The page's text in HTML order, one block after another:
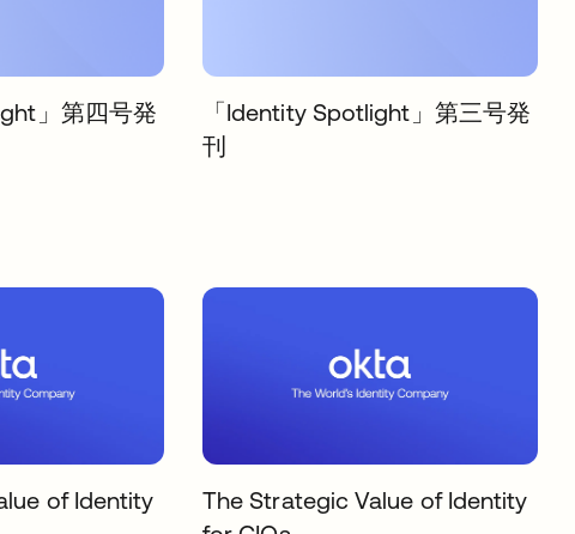
」第四号発
「Identity Spotlight」第三号発
刊
of Identity
The Strategic Value of Identity